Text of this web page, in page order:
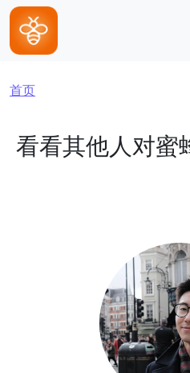
跳转到主要内容
面包屑
首页
看看其他人对蜜